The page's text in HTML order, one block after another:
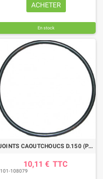
ACHETER
En stock
JOINTS CAOUTCHOUCS D.150 (PAR 2)
10,11 € TTC
101-108079